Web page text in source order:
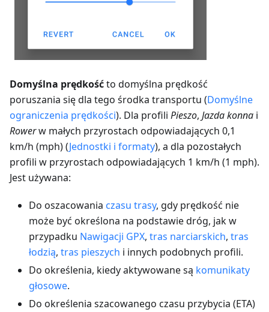
Domyślna prędkośćto domyślna prędkość
poruszania się dla tego środka transportu (Domyślne
ograniczenia prędkości). Dla profili Pieszo, Jazda konna i
Rowerw małych przyrostach odpowiadających 0,1
km/h (mph) (Jednostki i formaty), a dla pozostałych
profili w przyrostach odpowiadających 1 km/h (1 mph).
Jest używana:
Do oszacowania czasu trasy, gdy prędkość nie
może być określona na podstawie dróg, jak w
przypadku Nawigacji GPX, tras narciarskich, tras
łodzią, tras pieszych i innych podobnych profili.
Do określenia, kiedy aktywowane są komunikaty
głosowe.
Do określenia szacowanego czasu przybycia (ETA)